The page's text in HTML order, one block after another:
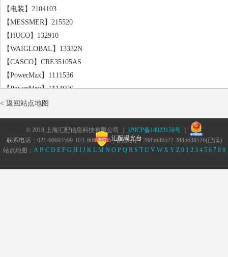
【PowerMax】89215203
【电装】2104103
【MESSMER】215520
【HUCO】132910
【WAIGLOBAL】13332N
【CASCO】CRE35105AS
【PowerMax】1111536
【PowerMax】1114606
【CASCO】CRC35116AS
【PowerMax】1017635
【PowerMax】81115613
【DA SILVA】A030777
【ELSTOCK】282785
< 返回站点地图
© 2018 上海汇配信息科技有限公司 ｜ 沪ICP备18023159号｜
汇配曝光台
联系电话：021-60693599 021-60693555 | 客服QQ：2885636572 2885638526(已满)
站点地图： A B C D E F G H I J K L M N O P Q R S T U V W X Y Z 0 1 2 3 4 5 6 7 8 9